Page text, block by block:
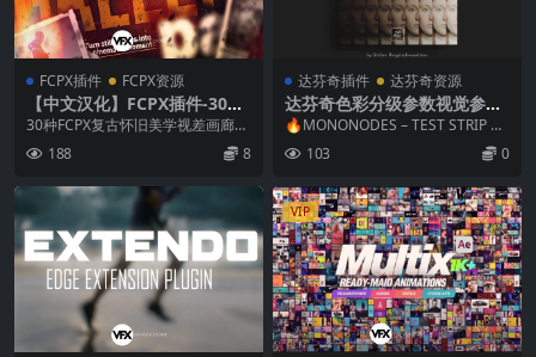
FCPX插件 FCPX资源
【中文汉化】FCPX插件-30种
复古怀旧美学视差画廊图文展
30种FCPX复古怀旧美学视差画廊图
文展示动画插件 这套插件包含 30
个版式动...
188 8
达芬奇插件 达芬奇资源
达芬奇色彩分级参数视觉参考
对比测试条DCTL节点预设 Mo
nonodes – TEST STRIP DCT
LS V3.0
🔥MONONODES – TEST STRIP D
103 0
VIP